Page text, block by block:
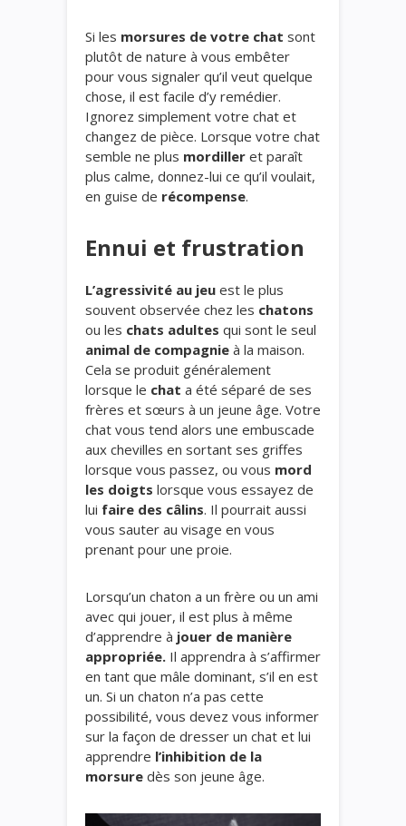
Si les morsures de votre chat sont
plutôt de nature à vous embêter
pour vous signaler qu’il veut quelque
chose, il est facile d’y remédier.
Ignorez simplement votre chat et
changez de pièce. Lorsque votre chat
semble ne plus mordiller et paraît
plus calme, donnez-lui ce qu’il voulait,
en guise de récompense.
Ennui et frustration
L’agressivité au jeu est le plus
souvent observée chez les chatons
ou les chats adultes qui sont le seul
animal de compagnie à la maison.
Cela se produit généralement
lorsque le chat a été séparé de ses
frères et sœurs à un jeune âge. Votre
chat vous tend alors une embuscade
aux chevilles en sortant ses griffes
lorsque vous passez, ou vous mord
les doigts lorsque vous essayez de
lui faire des câlins. Il pourrait aussi
vous sauter au visage en vous
prenant pour une proie.
Lorsqu’un chaton a un frère ou un ami
avec qui jouer, il est plus à même
d’apprendre à jouer de manière
appropriée. Il apprendra à s’affirmer
en tant que mâle dominant, s’il en est
un. Si un chaton n’a pas cette
possibilité, vous devez vous informer
sur la façon de dresser un chat et lui
apprendre l’inhibition de la
morsure dès son jeune âge.